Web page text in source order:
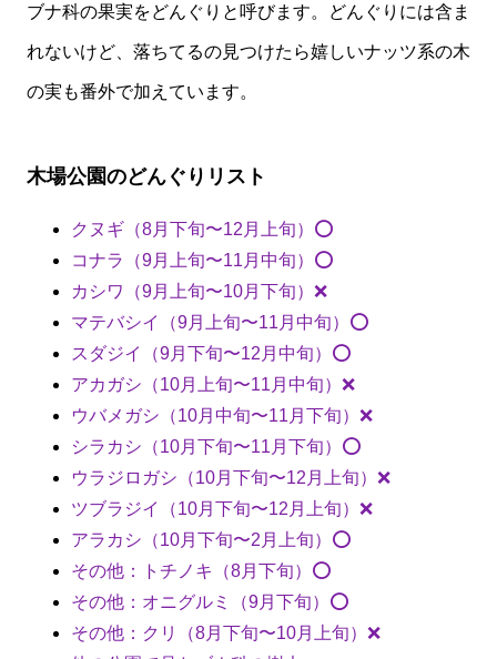
ブナ科の果実をどんぐりと呼びます。どんぐりには含ま
れないけど、落ちてるの見つけたら嬉しいナッツ系の木
の実も番外で加えています。
木場公園のどんぐりリスト
クヌギ（8月下旬〜12月上旬）⭕️
コナラ（9月上旬〜11月中旬）⭕️
カシワ（9月上旬〜10月下旬）❌
マテバシイ（9月上旬〜11月中旬）⭕️
スダジイ（9月下旬〜12月中旬）⭕️
アカガシ（10月上旬〜11月中旬）❌
ウバメガシ（10月中旬〜11月下旬）❌
シラカシ（10月下旬〜11月下旬）⭕️
ウラジロガシ（10月下旬〜12月上旬）❌
ツブラジイ（10月下旬〜12月上旬）❌
アラカシ（10月下旬〜2月上旬）⭕️
その他：トチノキ（8月下旬）⭕️
その他：オニグルミ（9月下旬）⭕️
その他：クリ（8月下旬〜10月上旬）❌